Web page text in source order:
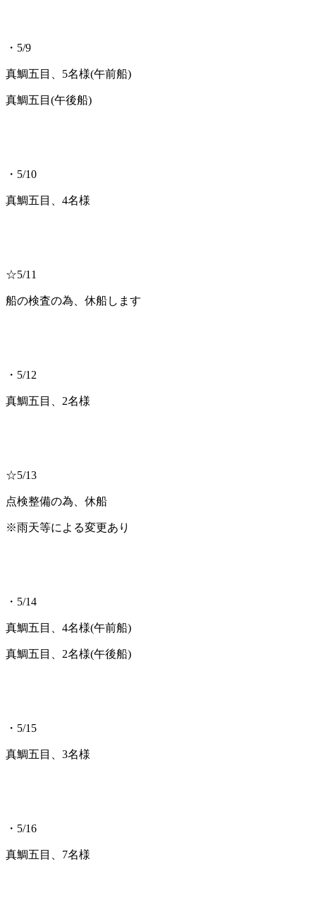
・5/9
真鯛五目、5名様(午前船)
真鯛五目(午後船)
・5/10
真鯛五目、4名様
☆5/11
船の検査の為、休船します
・5/12
真鯛五目、2名様
☆5/13
点検整備の為、休船
※雨天等による変更あり
・5/14
真鯛五目、4名様(午前船)
真鯛五目、2名様(午後船)
・5/15
真鯛五目、3名様
・5/16
真鯛五目、7名様